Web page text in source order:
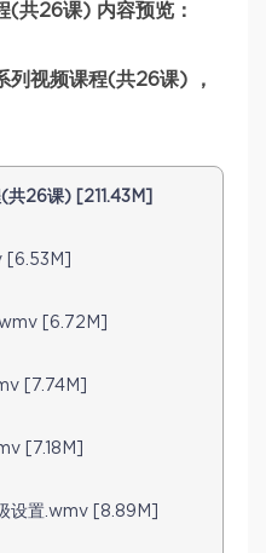
(共26课) 内容预览：
列视频课程(共26课) ，
共26课) [211.43M]
[6.53M]
[6.72M]
[7.74M]
[7.18M]
设置.wmv [8.89M]